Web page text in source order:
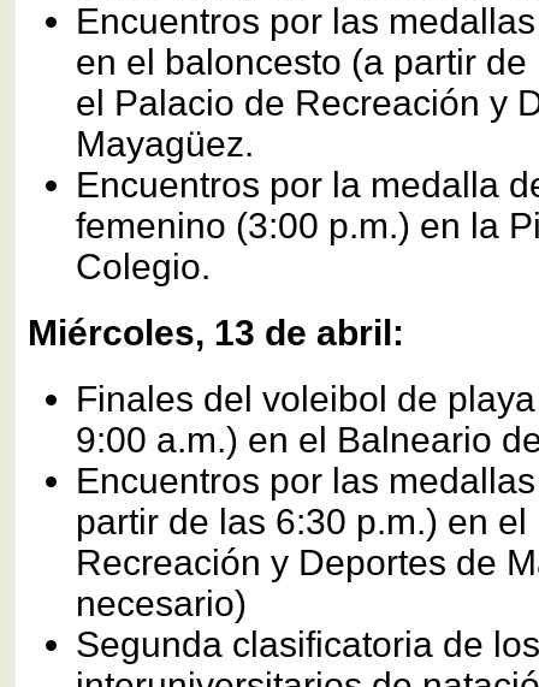
Encuentros por las
en el baloncesto (a partir
el Palacio de Recreación y
Mayagüez.
Encuentros por la medalla
femenino (3:00 p.m.) en la
Colegio.
Miércoles, 13 de abril:
Finales del voleibol de
9:00 a.m.) en el Balneario
Encuentros por las
partir de las 6:30 p.m.) en
Recreación y Deportes de
necesario)
Segunda clasificatoria de